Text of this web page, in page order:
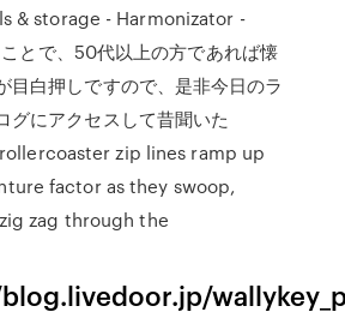
& storage - Harmonizator -
とで、50代以上の方であれば懐
目白押しですので、是非今日のラ
グにアクセスして昔聞いた
zip lines ramp up
factor as they swoop,
zag through the